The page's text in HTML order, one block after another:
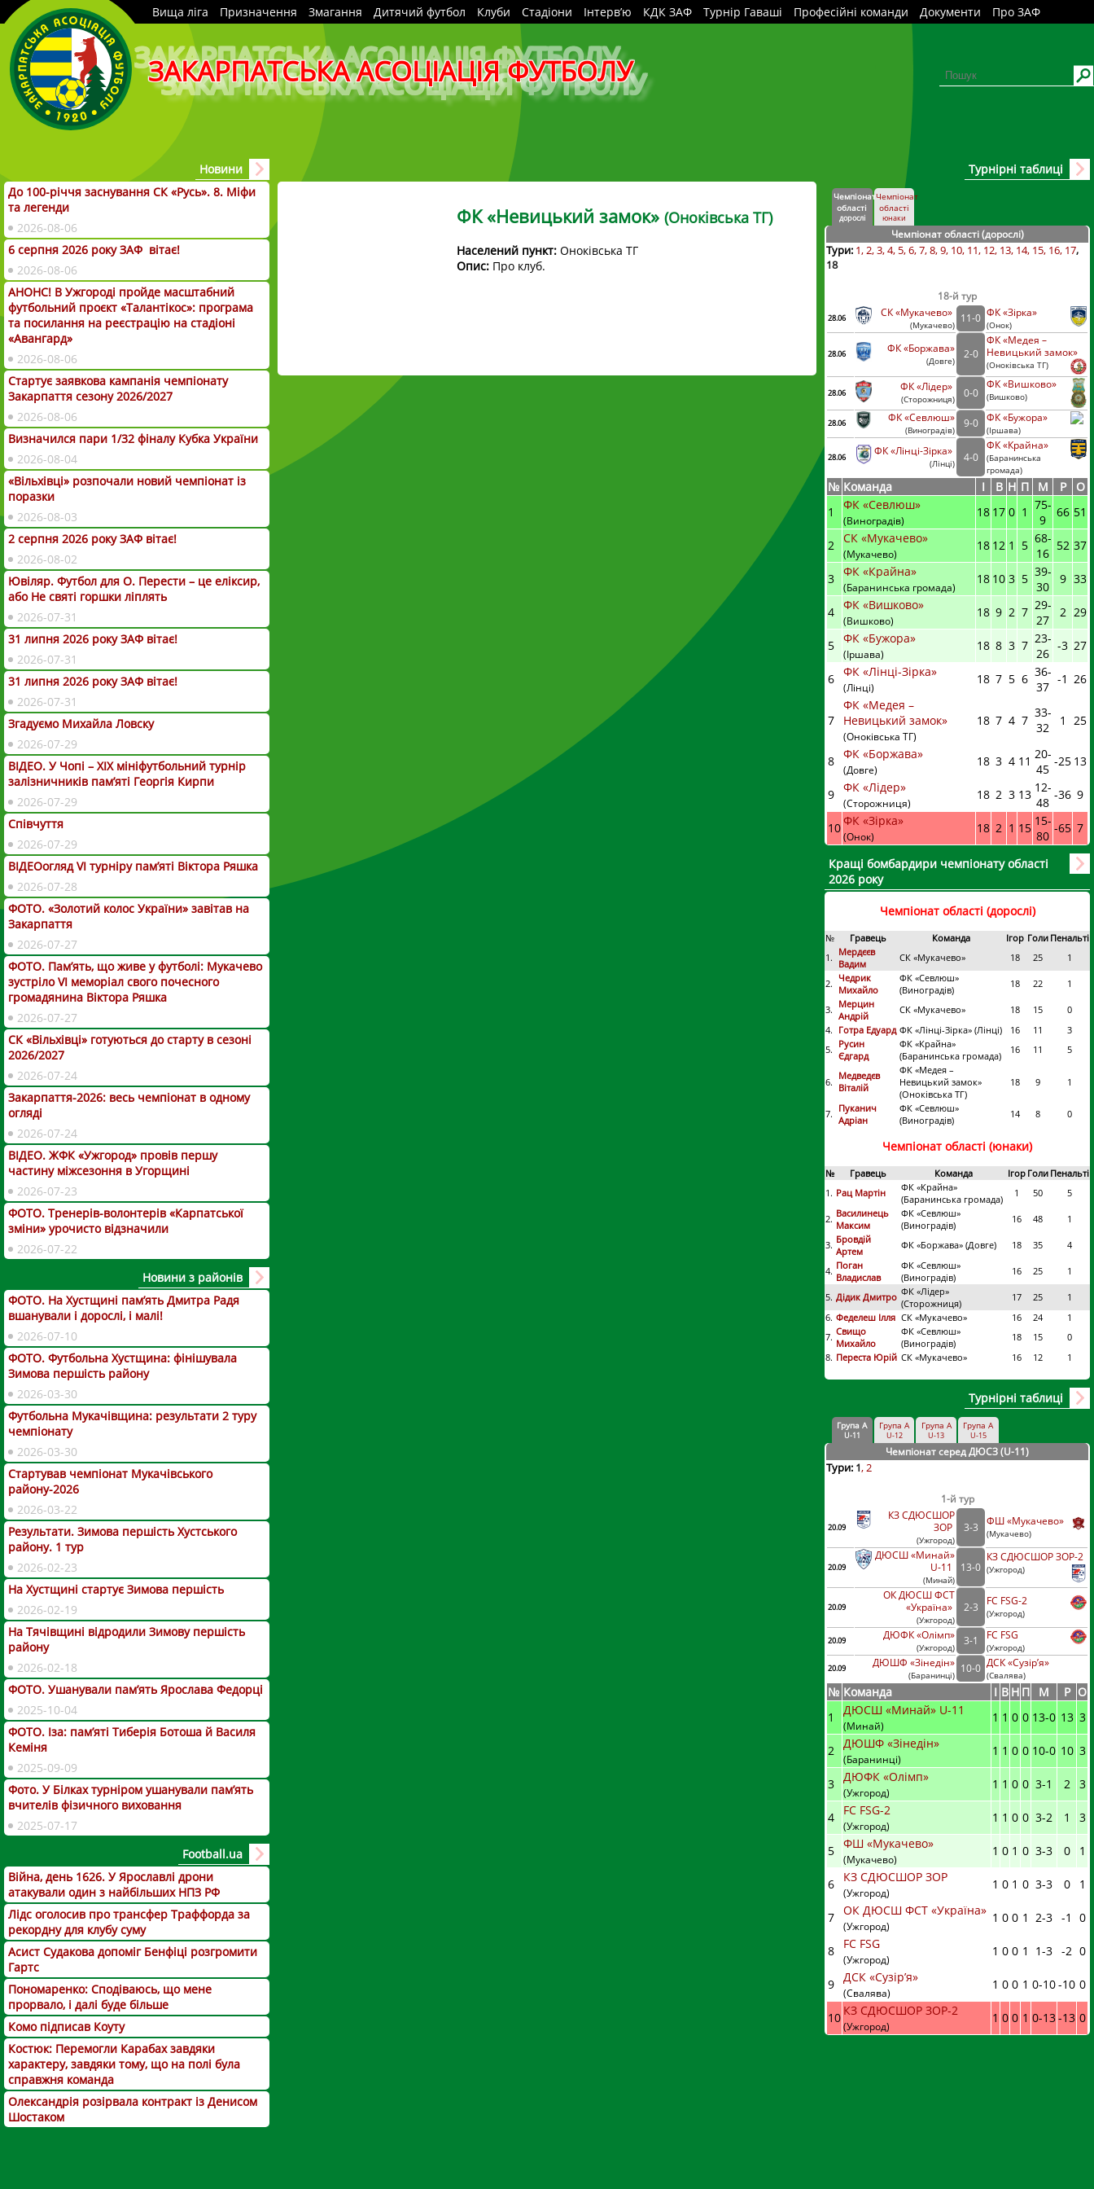
Вища ліга Призначення Змагання Дитячий футбол Клуби Стадіони Інтерв’ю КДК ЗАФ Турнір Гаваші Професійні команди Документи Про ЗАФ
ЗАКАРПАТСЬКА АСОЦІАЦІЯ ФУТБОЛУ
ФК «Невицький замок» (Оноківська ТГ)
Населений пункт: Оноківська ТГ
Опис: Про клуб.
Новини
До 100-річчя заснування СК «Русь». 8. Міфи
та легенди
2026-08-06
6 серпня 2026 року ЗАФ вітає!
2026-08-06
АНОНС! В Ужгороді пройде масштабний
футбольний проєкт «Талантікос»: програма
та посилання на реєстрацію на стадіоні
«Авангард»
2026-08-06
Стартує заявкова кампанія чемпіонату
Закарпаття сезону 2026/2027
2026-08-06
Визначился пари 1/32 фіналу Кубка України
2026-08-04
«Вільхівці» розпочали новий чемпіонат із
поразки
2026-08-03
2 серпня 2026 року ЗАФ вітає!
2026-08-02
Ювіляр. Футбол для О. Перести – це еліксир,
або Не святі горшки ліплять
2026-07-31
31 липня 2026 року ЗАФ вітає!
2026-07-31
31 липня 2026 року ЗАФ вітає!
2026-07-31
Згадуємо Михайла Ловску
2026-07-29
ВІДЕО. У Чопі – ХІХ мініфутбольний турнір
залізничників пам’яті Георгія Кирпи
2026-07-29
Співчуття
2026-07-29
ВІДЕОогляд VІ турніру пам’яті Віктора Ряшка
2026-07-28
ФОТО. «Золотий колос України» завітав на
Закарпаття
2026-07-27
ФОТО. Пам’ять, що живе у футболі: Мукачево
зустріло VI меморіал свого почесного
громадянина Віктора Ряшка
2026-07-27
СК «Вільхівці» готуються до старту в сезоні
2026/2027
2026-07-24
Закарпаття-2026: весь чемпіонат в одному
огляді
2026-07-24
ВІДЕО. ЖФК «Ужгород» провів першу
частину міжсезоння в Угорщині
2026-07-23
ФОТО. Тренерів-волонтерів «Карпатської
зміни» урочисто відзначили
2026-07-22
Новини з районів
ФОТО. На Хустщині пам’ять Дмитра Радя
вшанували і дорослі, і малі!
2026-07-10
ФОТО. Футбольна Хустщина: фінішувала
Зимова першість району
2026-03-30
Футбольна Мукачівщина: результати 2 туру
чемпіонату
2026-03-30
Стартував чемпіонат Мукачівського
району-2026
2026-03-22
Результати. Зимова першість Хустського
району. 1 тур
2026-02-23
На Хустщині стартує Зимова першість
2026-02-19
На Тячівщині відродили Зимову першість
району
2026-02-18
ФОТО. Ушанували пам’ять Ярослава Федорці
2025-10-04
ФОТО. Іза: пам’яті Тиберія Ботоша й Василя
Кеміня
2025-09-09
Фото. У Білках турніром ушанували пам’ять
вчителів фізичного виховання
2025-07-17
Football.ua
Війна, день 1626. У Ярославлі дрони
атакували один з найбільших НПЗ РФ
Лідс оголосив про трансфер Траффорда за
рекордну для клубу суму
Асист Судакова допоміг Бенфіці розгромити
Гартс
Пономаренко: Сподіваюсь, що мене
прорвало, і далі буде більше
Комо підписав Коуту
Костюк: Перемогли Карабах завдяки
характеру, завдяки тому, що на полі була
справжня команда
Олександрія розірвала контракт із Денисом
Шостаком
Турнірні таблиці
Чемпіонат
області
дорослі
Чемпіонат
області
юнаки
Чемпіонат області (дорослі)
Тури: 1 2 3 4 5 6 7 8 9 10 11 12 13 14 15 16 17
18
18-й тур
28.06 СК «Мукачево»
(Мукачево)
11-0 ФК «Зірка»
(Онок)
28.06 ФК «Боржава»
(Довге)
2-0
ФК «Медея –
Невицький замок»
(Оноківська ТГ)
28.06
ФК «Лідер»
(Сторожниця)
0-0
ФК «Вишково»
(Вишково)
28.06 ФК «Севлюш»
(Виноградів)
9-0 ФК «Бужора»
(Іршава)
28.06
ФК «Лінці-Зірка»
(Лінці)
4-0
ФК «Крайна»
(Баранинська
громада)
№ Команда I В Н П М Р
О
1
ФК «Севлюш»
(Виноградів)
18 17 0 1 75-
9
66 51
2 СК «Мукачево»
(Мукачево)
18 12 1 5 68-
16
52 37
3 ФК «Крайна»
(Баранинська громада)
18 10 3 5 39-
30
9 33
4 ФК «Вишково»
(Вишково)
18 9 2 7 29-
27
2 29
5 ФК «Бужора»
(Іршава)
18 8 3 7 23-
26
-3 27
6 ФК «Лінці-Зірка»
(Лінці)
18 7 5 6 36-
37
-1 26
7
ФК «Медея –
Невицький замок»
(Оноківська ТГ)
18 7 4 7
33-
32
1 25
8 ФК «Боржава»
(Довге)
18 3 4 11 20-
45
-25 13
9 ФК «Лідер»
(Сторожниця)
18 2 3 13 12-
48
-36 9
10ФК «Зірка»
(Онок)
18 2 1 15 15-
80
-65 7
Кращі бомбардири чемпіонату області
2026 року
Чемпіонат області (дорослі)
№ Гравець Команда Ігор Голи Пенальті
1. Мердєєв
Вадим
СК «Мукачево» 18 25 1
2. Чедрик
Михайло
ФК «Севлюш»
(Виноградів)
18 22 1
3. Мерцин
Андрій
СК «Мукачево» 18 15
0
4. Готра Едуард ФК «Лінці-Зірка» (Лінці) 16 11
3
5. Русин
Єдгард
ФК «Крайна»
(Баранинська громада)
16 11 5
6.
Медведєв
Віталій
ФК «Медея –
Невицький замок»
(Оноківська ТГ)
18 9 1
7. Пуканич
Адріан
ФК «Севлюш»
(Виноградів)
14 8 0
Чемпіонат області (юнаки)
№ Гравець Команда Ігор Голи Пенальті
1. Рац Мартін
ФК «Крайна»
(Баранинська громада)
1 50 5
2. Василинець
Максим
ФК «Севлюш»
(Виноградів)
16 48 1
3. Бровдій
Артем
ФК «Боржава» (Довге) 18 35 4
4. Поган
Владислав
ФК «Севлюш»
(Виноградів)
16 25 1
5. Дідик Дмитро ФК «Лідер»
(Сторожниця)
17 25
1
6. Феделеш Ілля СК «Мукачево» 16 24
1
7. Свищо
Михайло
ФК «Севлюш»
(Виноградів)
18 15
0
8. Переста Юрій СК «Мукачево» 16 12 1
Турнірні таблиці
Група А
U-11
Група А
U-12
Група А
U-13
Група А
U-15
Чемпіонат серед ДЮСЗ (U-11)
Тури: 1 2
1-й тур
20.09
КЗ СДЮСШОР
ЗОР
(Ужгород)
3-3
ФШ «Мукачево»
(Мукачево)
20.09
ДЮСШ «Минай»
U-11
(Минай)
13-0
КЗ СДЮСШОР ЗОР-2
(Ужгород)
20.09
ОК ДЮСШ ФСТ
«Україна»
(Ужгород)
2-3
FC FSG-2
(Ужгород)
20.09 ДЮФК «Олімп»
(Ужгород)
3-1 FC FSG
(Ужгород)
20.09
ДЮШФ «Зінедін»
(Баранинці)
10-0 ДСК «Сузір’я»
(Свалява)
№ Команда I В Н П М Р О
1
ДЮСШ «Минай» U-11
(Минай)
1 1 0 0 13-0 13 3
2 ДЮШФ «Зінедін»
(Баранинці)
1 1 0 0 10-0 10 3
3 ДЮФК «Олімп»
(Ужгород)
1 1 0 0 3-1 2 3
4 FC FSG-2
(Ужгород)
1 1 0 0 3-2 1 3
5 ФШ «Мукачево»
(Мукачево)
1 0 1 0 3-3 0 1
6 КЗ СДЮСШОР ЗОР
(Ужгород)
1 0 1 0 3-3 0 1
7 ОК ДЮСШ ФСТ «Україна»
(Ужгород)
1 0 0 1 2-3 -1 0
8 FC FSG
(Ужгород)
1 0 0 1 1-3 -2 0
9 ДСК «Сузір’я»
(Свалява)
1 0 0 1 0-10-10 0
10 КЗ СДЮСШОР ЗОР-2
(Ужгород)
1 0 0 1 0-13-13 0